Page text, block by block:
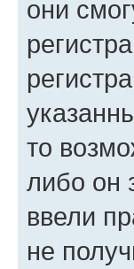
они
то
либо он
ввели
не